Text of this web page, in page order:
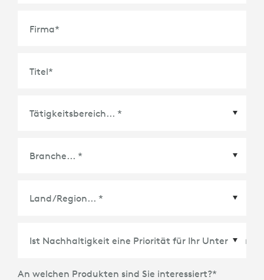
Firma*
Titel*
An welchen Produkten sind Sie interessiert?*